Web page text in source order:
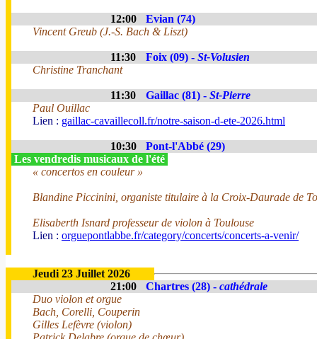
12:00
Evian (74)
Vincent Greub (J.-S. Bach & Liszt)
11:30 Foix (09) - St-Volusien
Christine Tranchant
11:30 Gaillac (81) - St-Pierre
Paul Ouillac
Lien : gaillac-cavaillecoll.fr/notre-saison-d-ete-2026.html
10:30
Pont-l'Abbé (29)
Les vendredis musicaux de l'été
« concertos en couleur »
Blandine Piccinini, organiste titulaire à la Croix-Daurade de
Elisaberth Isnard professeur de violon à Toulouse
Lien : orguepontlabbe.fr/category/concerts/concerts-a-venir/
Jeudi 23 Juillet 2026
21:00
Chartres (28) - cathédrale
Duo violon et orgue
Bach, Corelli, Couperin
Gilles Lefèvre (violon)